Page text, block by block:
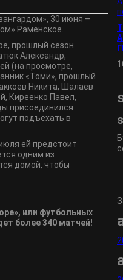
30 июня –
Раменское.
прошлый сезон
Александр,
(на просмотре,
«Томи», прошлый
Никита, Шалаев
Киреенко Павел,
присоединился
подъехать в
ей предстоит
одним из
домой, чтобы
или футбольных
более 340 матчей!